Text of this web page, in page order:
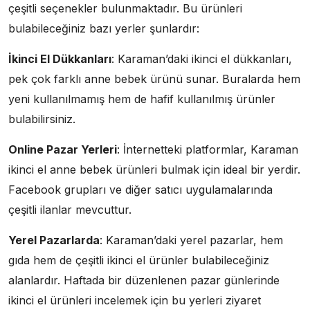
çeşitli seçenekler bulunmaktadır. Bu ürünleri
bulabileceğiniz bazı yerler şunlardır:
İkinci El Dükkanları: Karaman’daki ikinci el dükkanları,
pek çok farklı anne bebek ürünü sunar. Buralarda hem
yeni kullanılmamış hem de hafif kullanılmış ürünler
bulabilirsiniz.
Online Pazar Yerleri: İnternetteki platformlar, Karaman
ikinci el anne bebek ürünleri bulmak için ideal bir yerdir.
Facebook grupları ve diğer satıcı uygulamalarında
çeşitli ilanlar mevcuttur.
Yerel Pazarlarda: Karaman’daki yerel pazarlar, hem
gıda hem de çeşitli ikinci el ürünler bulabileceğiniz
alanlardır. Haftada bir düzenlenen pazar günlerinde
ikinci el ürünleri incelemek için bu yerleri ziyaret